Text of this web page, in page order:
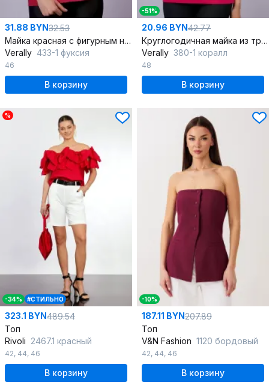
31.88 BYN32.53
Майка красная с фигурным низом, летняя
Verally 433-1 фуксия
46
В корзину
-51%
20.96 BYN42.77
Круглогодичная майка из трикотажа и хлопка для повседневной носки
Verally 380-1 коралл
48
В корзину
%
-34% #СТИЛЬНО
323.1 BYN489.54
Топ
Rivoli 2467.1 красный
42, 44, 46
В корзину
-10%
187.11 BYN207.89
Топ
V&N Fashion 1120 бордовый
42, 44, 46
В корзину